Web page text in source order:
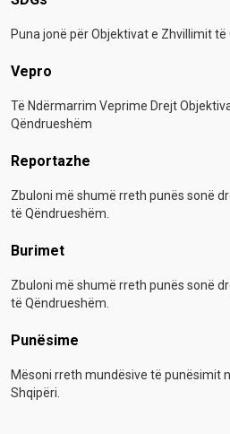
Puna jonë për Objektivat e Zhvillimit të
Vepro
Të Ndërmarrim Veprime Drejt
Qëndrueshëm
Reportazhe
Zbuloni më shumë rreth punës sonë
të Qëndrueshëm.
Burimet
Zbuloni më shumë rreth punës sonë
të Qëndrueshëm.
Punësime
Mësoni rreth mundësive të punësimit
Shqipëri.